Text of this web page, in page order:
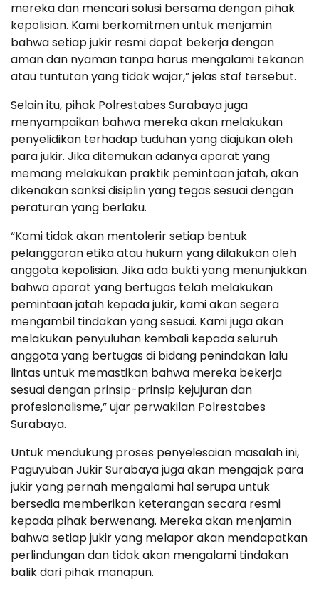
mereka dan mencari solusi bersama dengan pihak
kepolisian. Kami berkomitmen untuk menjamin
bahwa setiap jukir resmi dapat bekerja dengan
aman dan nyaman tanpa harus mengalami tekanan
atau tuntutan yang tidak wajar,” jelas staf tersebut.
Selain itu, pihak Polrestabes Surabaya juga
menyampaikan bahwa mereka akan melakukan
penyelidikan terhadap tuduhan yang diajukan oleh
para jukir. Jika ditemukan adanya aparat yang
memang melakukan praktik pemintaan jatah, akan
dikenakan sanksi disiplin yang tegas sesuai dengan
peraturan yang berlaku.
“Kami tidak akan mentolerir setiap bentuk
pelanggaran etika atau hukum yang dilakukan oleh
anggota kepolisian. Jika ada bukti yang menunjukkan
bahwa aparat yang bertugas telah melakukan
pemintaan jatah kepada jukir, kami akan segera
mengambil tindakan yang sesuai. Kami juga akan
melakukan penyuluhan kembali kepada seluruh
anggota yang bertugas di bidang penindakan lalu
lintas untuk memastikan bahwa mereka bekerja
sesuai dengan prinsip-prinsip kejujuran dan
profesionalisme,” ujar perwakilan Polrestabes
Surabaya.
Untuk mendukung proses penyelesaian masalah ini,
Paguyuban Jukir Surabaya juga akan mengajak para
jukir yang pernah mengalami hal serupa untuk
bersedia memberikan keterangan secara resmi
kepada pihak berwenang. Mereka akan menjamin
bahwa setiap jukir yang melapor akan mendapatkan
perlindungan dan tidak akan mengalami tindakan
balik dari pihak manapun.